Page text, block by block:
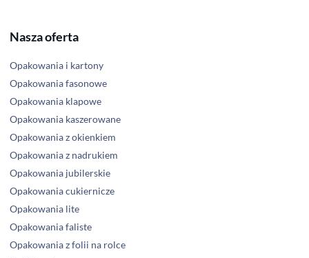
Nasza oferta
Opakowania i kartony
Opakowania fasonowe
Opakowania klapowe
Opakowania kaszerowane
Opakowania z okienkiem
Opakowania z nadrukiem
Opakowania jubilerskie
Opakowania cukiernicze
Opakowania lite
Opakowania faliste
Opakowania z folii na rolce